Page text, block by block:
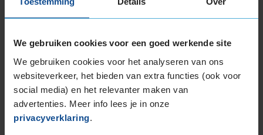
We gebruiken cookies voor een goed werkende site
We gebruiken cookies voor het analyseren van ons
websiteverkeer, het bieden van extra functies (ook voor
social media) en het relevanter maken van
advertenties. Meer info lees je in onze
privacyverklaring.
Klantbeoordelingen
9,0 Algemeen
9,0
Grip